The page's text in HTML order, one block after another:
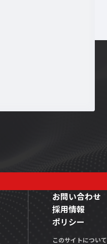
お問い合わせ
採用情報
ポリシー
このサイトについて